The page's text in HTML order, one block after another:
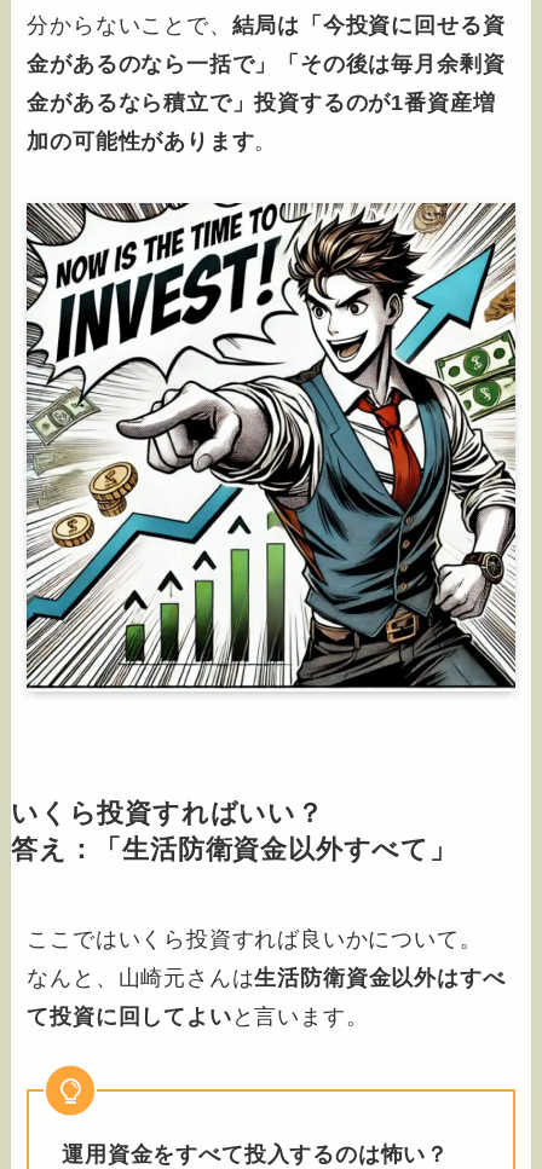
分からないことで、 結局は「今投資に回せる資
金があるのなら一括で」「その後は毎月余剰資
金があるなら積立で」投資するのが1番資産増
加の可能性があります。
いくら投資すればいい？
答え：「生活防衛資金以外すべて」
ここではいくら投資すれば良いかについて。
なんと、山崎元さんは生活防衛資金以外はすべ
て投資に回してよい と言います。
運用資金をすべて投入するのは怖い？